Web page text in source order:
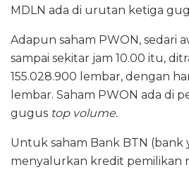
MDLN ada di urutan ketiga
Adapun saham PWON, sedari
sampai sekitar jam 10.00 itu,
155.028.900 lembar, dengan
lembar. Saham PWON ada di
gugus top volume.
Untuk saham Bank BTN (bank
menyalurkan kredit pemilikan